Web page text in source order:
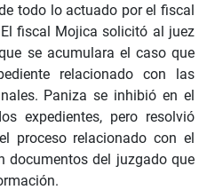
todo lo actuado por el fiscal
fiscal Mojica solicitó al juez
se acumulara el caso que
relacionado con las
Paniza se inhibió en el
expedientes, pero resolvió
proceso relacionado con el
documentos del juzgado que